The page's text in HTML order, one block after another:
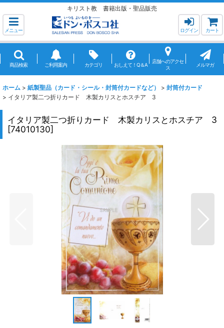
キリスト教 書籍出版・聖品販売
メニュー ログイン カート
商品検索 ご利用案内 カテゴリ おしえて！Q＆A
店舗へのアクセ
ス
メルマガ
ホーム > 紙製聖品（カード・シール・封筒付カードなど） > 封筒付カード
> イタリア製二つ折りカード 木製カリスとホスチア 3
イタリア製二つ折りカード 木製カリスとホスチア 3
[74010130]